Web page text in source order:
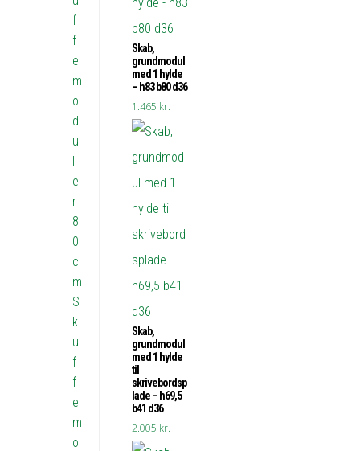
Skab,
grundmodul
med 1 hylde
– h83 b80 d36
1.465 kr.
Skab,
grundmodul
med 1 hylde
til
skrivebordsp
lade – h69,5
b41 d36
2.005 kr.
f
f
e
m
o
d
u
l
e
r
8
0
c
m
S
k
u
f
f
e
m
o